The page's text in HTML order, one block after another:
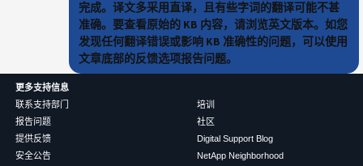
完成。译文多采用直译，且有些字词的翻译可能不甚
准确。要查看原始的 KB 内容，请浏览英文版本。如您
发现任何翻译错误或影响 KB 准确性的问题，可以使用
文章底部的反馈选项报告问题。
更多支持信息
联系支持部门
报告问题
提供反馈
安全公告
培训
社区
Digital Support Blog
NetApp Neighborhood